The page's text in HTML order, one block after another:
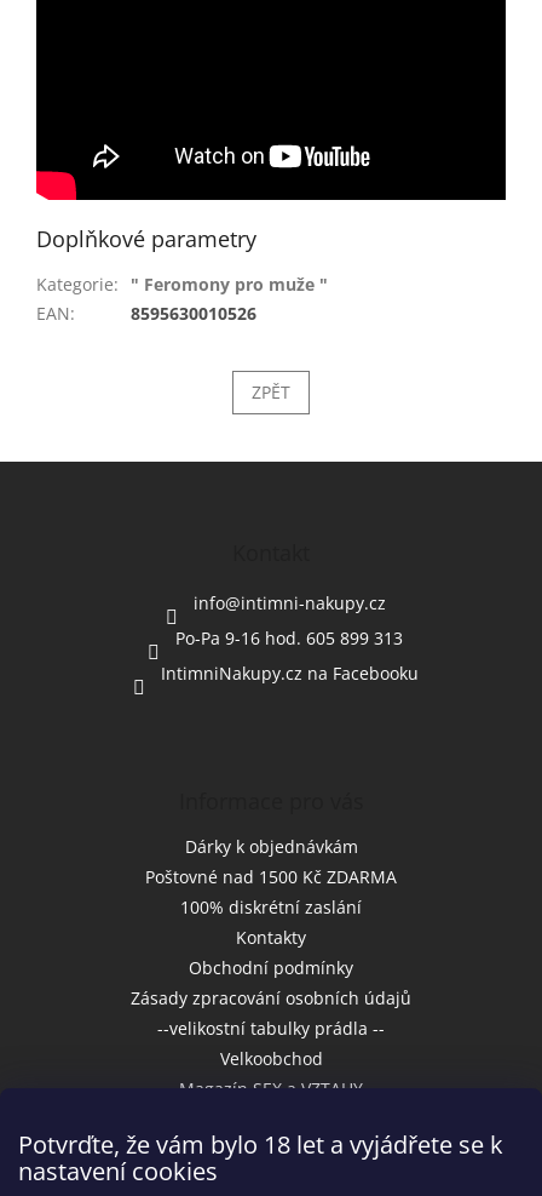
Potvrďte, že vám bylo 18 let a vyjádřete se k
nastavení cookies
Doplňkové parametry
Kategorie:
" Feromony pro muže "
EAN: 8595630010526
ZPĚT
info@intimni-nakupy.cz
Po-Pa 9-16 hod. 605 899 313
IntimniNakupy.cz na Facebooku
Dárky k objednávkám
Poštovné nad 1500 Kč ZDARMA
100% diskrétní zaslání
Kontakty
Obchodní podmínky
Zásady zpracování osobních údajů
--velikostní tabulky prádla --
Velkoobchod
Magazín SEX a VZTAHY